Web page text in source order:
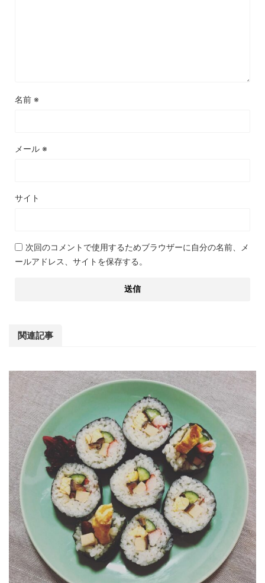
名前 ※
メール ※
サイト
次回のコメントで使用するためブラウザーに自分の名前、メ
ールアドレス、サイトを保存する。
関連記事